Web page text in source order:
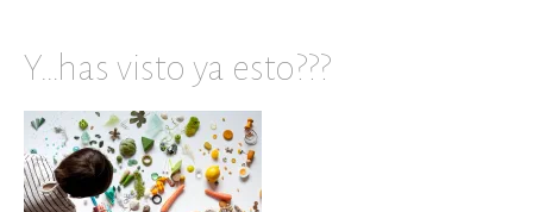
Y…has visto ya esto???